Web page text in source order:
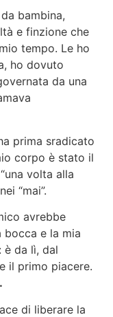
bambina,
e finzione che
tempo. Le ho
ho dovuto
da una
prima sradicato
corpo è stato il
volta alla
“mai”.
avrebbe
e la mia
è da lì, dal
il primo piacere.
di liberare la